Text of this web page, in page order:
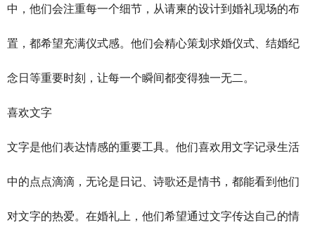
中，他们会注重每一个细节，从请柬的设计到婚礼现场的布
置，都希望充满仪式感。他们会精心策划求婚仪式、结婚纪
念日等重要时刻，让每一个瞬间都变得独一无二。
喜欢文字
文字是他们表达情感的重要工具。他们喜欢用文字记录生活
中的点点滴滴，无论是日记、诗歌还是情书，都能看到他们
对文字的热爱。在婚礼上，他们希望通过文字传达自己的情